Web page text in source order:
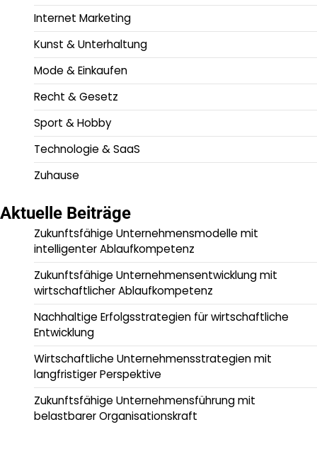
Internet Marketing
Kunst & Unterhaltung
Mode & Einkaufen
Recht & Gesetz
Sport & Hobby
Technologie & SaaS
Zuhause
Aktuelle Beiträge
Zukunftsfähige Unternehmensmodelle mit
intelligenter Ablaufkompetenz
Zukunftsfähige Unternehmensentwicklung mit
wirtschaftlicher Ablaufkompetenz
Nachhaltige Erfolgsstrategien für wirtschaftliche
Entwicklung
Wirtschaftliche Unternehmensstrategien mit
langfristiger Perspektive
Zukunftsfähige Unternehmensführung mit
belastbarer Organisationskraft